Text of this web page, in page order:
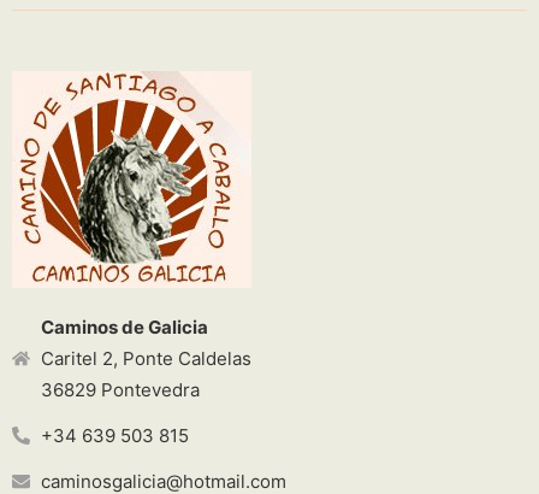
Caminos de Galicia
Caritel 2, Ponte Caldelas
36829 Pontevedra
+34 639 503 815
caminosgalicia@hotmail.com